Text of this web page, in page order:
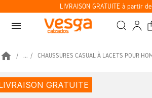
LIVRAISON GRATUITE à partir
menu
home ... CHAUSSURES CASUAL À LACETS POUR
GRATUITE